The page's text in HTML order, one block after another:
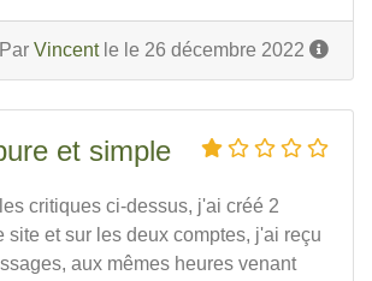
Par Vincentle le 26 décembre 2022
et simple
critiques ci-dessus, j'ai créé 2
site et sur les deux comptes, j'ai reçu
aux mêmes heures venant